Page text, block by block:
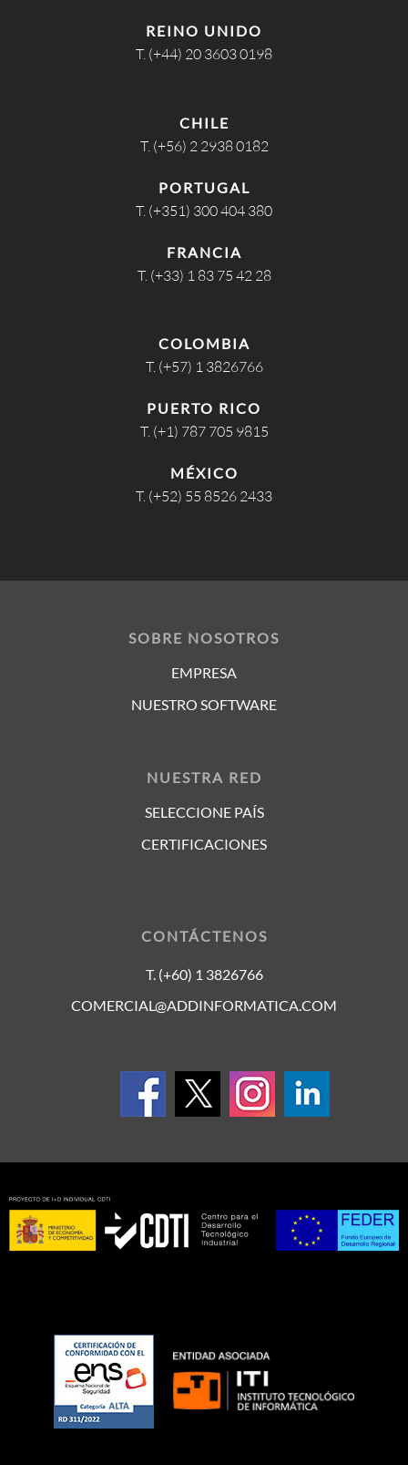
REINO UNIDO
T. (+44) 20 3603 0198
CHILE
T. (+56) 2 2938 0182
PORTUGAL
T. (+351) 300 404 380
FRANCIA
T. (+33) 1 83 75 42 28
COLOMBIA
T. (+57) 1 3826766
PUERTO RICO
T. (+1) 787 705 9815
MÉXICO
T. (+52) 55 8526 2433
SOBRE NOSOTROS
EMPRESA
NUESTRO SOFTWARE
NUESTRA RED
SELECCIONE PAÍS
CERTIFICACIONES
CONTÁCTENOS
T. (+60) 1 3826766
COMERCIAL@ADDINFORMATICA.COM